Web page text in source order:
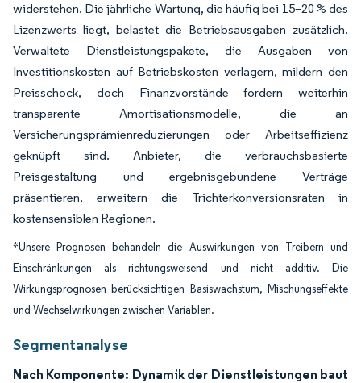
widerstehen. Die jährliche Wartung, die häufig bei 15–20 % des
Lizenzwerts liegt, belastet die Betriebsausgaben zusätzlich.
Verwaltete Dienstleistungspakete, die Ausgaben von
Investitionskosten auf Betriebskosten verlagern, mildern den
Preisschock, doch Finanzvorstände fordern weiterhin
transparente Amortisationsmodelle, die an
Versicherungsprämienreduzierungen oder Arbeitseffizienz
geknüpft sind. Anbieter, die verbrauchsbasierte
Preisgestaltung und ergebnisgebundene Verträge
präsentieren, erweitern die Trichterkonversionsraten in
kostensensiblen Regionen.
*Unsere Prognosen behandeln die Auswirkungen von Treibern und
Einschränkungen als richtungsweisend und nicht additiv. Die
Wirkungsprognosen berücksichtigen Basiswachstum, Mischungseffekte
und Wechselwirkungen zwischen Variablen.
Segmentanalyse
Nach Komponente: Dynamik der Dienstleistungen baut